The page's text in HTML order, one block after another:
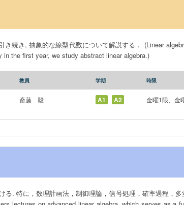
続き, 抽象的な線型代数について解説する． (Linear
the first year, we study abstract linear algebra.)
教員 学期 時限
斎藤 毅 A1 A2 金曜1限、金
解析に